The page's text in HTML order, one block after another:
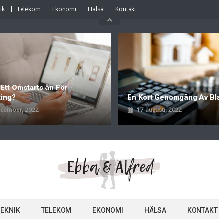
Telekom Ekonomi Hälsa Kontakt
Omstartslån För
2022
En Kort Genomgång Av
17 augusti, 2022
TELEKOM EKONOMI HÄLSA KONTAKT